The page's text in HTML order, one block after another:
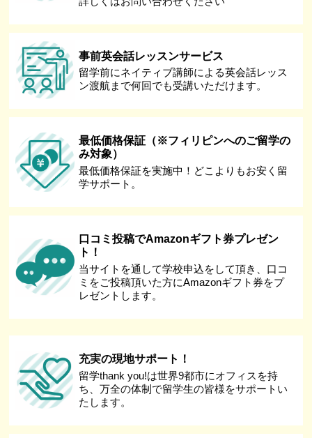
事前英会話レッスンサービス
留学前にネイティブ講師による英会話レッス
ン渡航まで何回でも受講いただけます。
最低価格保証（※フィリピンへのご留学の
み対象）
最低価格保証を実施中！どこよりもお安く留
学サポート。
口コミ投稿でAmazonギフト券プレゼン
ト！
当サイトを通して学校申込をして頂き、口コ
ミをご投稿頂いた方にAmazonギフト券をプ
レゼントします。
充実の現地サポート！
留学thank you!は世界9都市にオフィスを持
ち、万全の体制で留学生の皆様をサポートい
たします。